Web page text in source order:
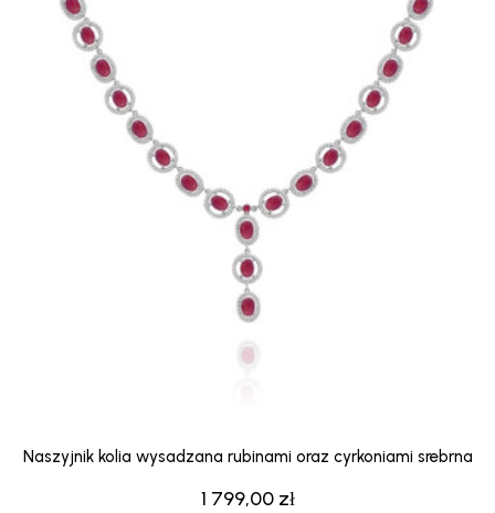
1 799,00 zł
Naszyjnik kolia wysadzana rubinami oraz cyrkoniami srebrna